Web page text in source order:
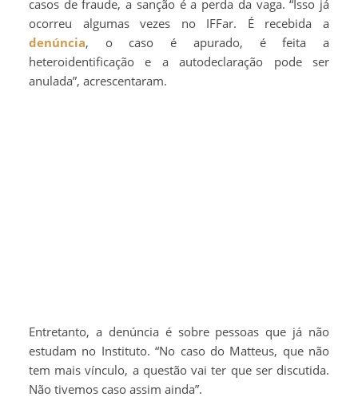
casos de fraude, a sanção é a perda da vaga. “Isso já
ocorreu algumas vezes no IFFar. É recebida a
denúncia, o caso é apurado, é feita a
heteroidentificação e a autodeclaração pode ser
anulada”, acrescentaram.
Entretanto, a denúncia é sobre pessoas que já não
estudam no Instituto. “No caso do Matteus, que não
tem mais vínculo, a questão vai ter que ser discutida.
Não tivemos caso assim ainda”.